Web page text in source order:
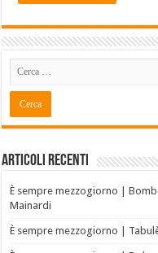
Articoli recenti
È sempre mezzogiorno |
Mainardi
È sempre mezzogiorno |